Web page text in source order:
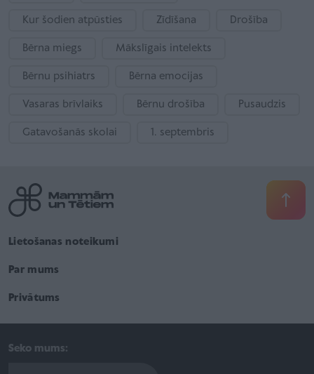
Kur šodien atpūsties Zīdīšana Drošība
Bērna miegs Mākslīgais intelekts
Bērnu psihiatrs Bērna emocijas
Vasaras brīvlaiks Bērnu drošība Pusaudzis
Gatavošanās skolai 1. septembris
Lietošanas noteikumi
Par mums
Privātums
Seko mums: